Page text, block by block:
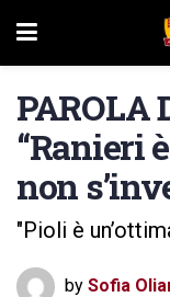
PAROLA
“Ranieri
non
"Pioli è
by Sofia